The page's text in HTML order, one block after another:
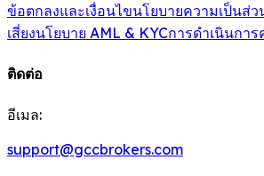
ข้อตกลงและเงื่อนไขนโยบายความเป็นส่ว
เสี่ยงนโยบาย AML & KYCการดำเนินการ
ติดต่อ
อีเมล:
support@gccbrokers.com